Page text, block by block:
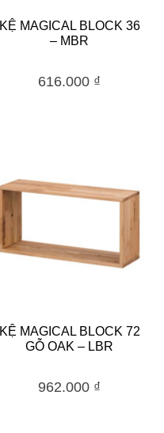
KỆ MAGICAL BLOCK 36
– MBR
616.000 ₫
KỆ MAGICAL BLOCK 72
GỖ OAK – LBR
962.000 ₫